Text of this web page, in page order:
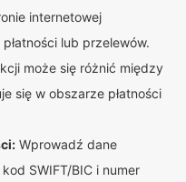
internetowej
lub przelewów.
może się różnić między
się w obszarze płatności
Wprowadź dane
SWIFT/BIC i numer